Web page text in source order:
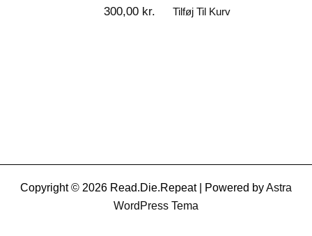
300,00 kr. Tilføj Til Kurv
Copyright © 2026 Read.Die.Repeat | Powered byAstra
WordPress Tema